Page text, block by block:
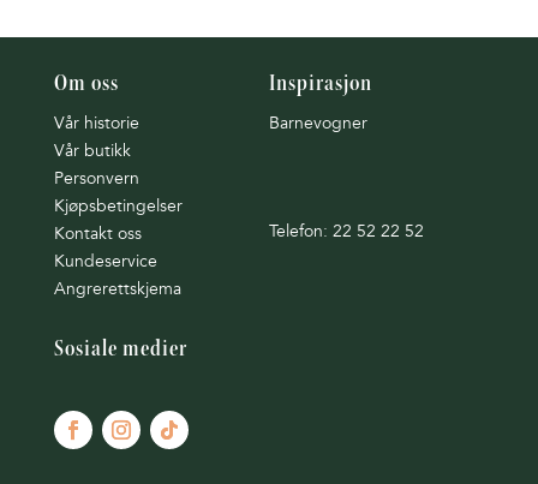
Om oss
Vår historie
Vår butikk
Personvern
Kjøpsbetingelser
Kontakt oss
Kundeservice
Angrerettskjema
Inspirasjon
Barnevogner
Telefon: 22 52 22 52
Sosiale medier